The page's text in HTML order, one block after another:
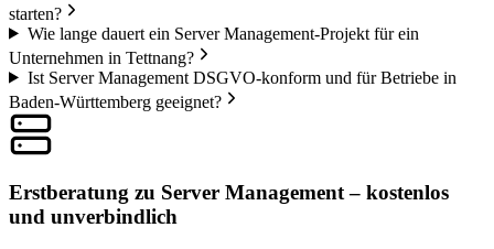
starten?
Wie lange dauert ein Server Management-Projekt für ein
Unternehmen in Tettnang?
Ist Server Management DSGVO-konform und für Betriebe in
Baden-Württemberg geeignet?
Erstberatung zu Server Management – kostenlos
und unverbindlich